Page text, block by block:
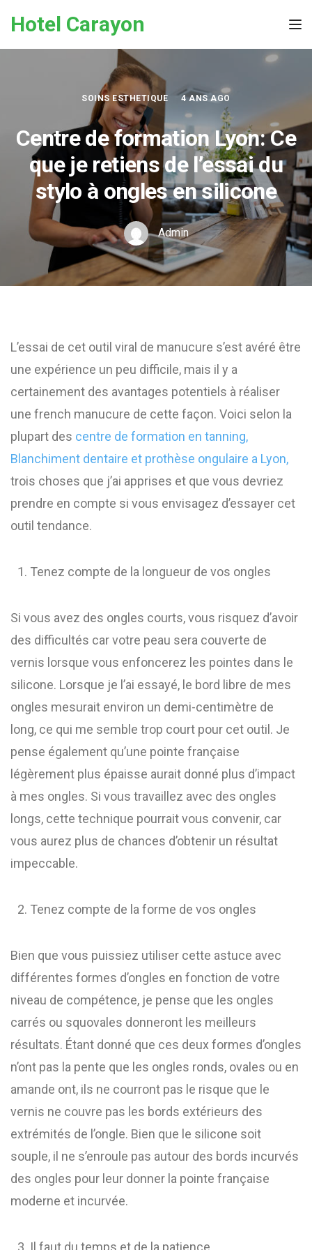
Hotel Carayon
SOINS ESTHETIQUE 4 ANS AGO
Centre de formation Lyon: Ce
que je retiens de l’essai du
stylo à ongles en silicone
Admin
L’essai de cet outil viral de manucure s’est avéré être
une expérience un peu difficile, mais il y a
certainement des avantages potentiels à réaliser
une french manucure de cette façon. Voici selon la
plupart des centre de formation en tanning,
Blanchiment dentaire et prothèse ongulaire a Lyon,
trois choses que j’ai apprises et que vous devriez
prendre en compte si vous envisagez d’essayer cet
outil tendance.
Tenez compte de la longueur de vos ongles
Si vous avez des ongles courts, vous risquez d’avoir
des difficultés car votre peau sera couverte de
vernis lorsque vous enfoncerez les pointes dans le
silicone. Lorsque je l’ai essayé, le bord libre de mes
ongles mesurait environ un demi-centimètre de
long, ce qui me semble trop court pour cet outil. Je
pense également qu’une pointe française
légèrement plus épaisse aurait donné plus d’impact
à mes ongles. Si vous travaillez avec des ongles
longs, cette technique pourrait vous convenir, car
vous aurez plus de chances d’obtenir un résultat
impeccable.
Tenez compte de la forme de vos ongles
Bien que vous puissiez utiliser cette astuce avec
différentes formes d’ongles en fonction de votre
niveau de compétence, je pense que les ongles
carrés ou squovales donneront les meilleurs
résultats. Étant donné que ces deux formes d’ongles
n’ont pas la pente que les ongles ronds, ovales ou en
amande ont, ils ne courront pas le risque que le
vernis ne couvre pas les bords extérieurs des
extrémités de l’ongle. Bien que le silicone soit
souple, il ne s’enroule pas autour des bords incurvés
des ongles pour leur donner la pointe française
moderne et incurvée.
Il faut du temps et de la patience